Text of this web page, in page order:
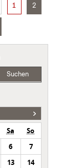
1 2
Suchen
Sa
So
6
7
13
14